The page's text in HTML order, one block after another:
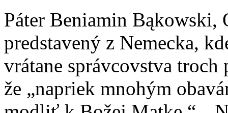
Páter Beniamin Bąkowski,
predstavený z Nemecka,
vrátane správcovstva
že „napriek mnohým